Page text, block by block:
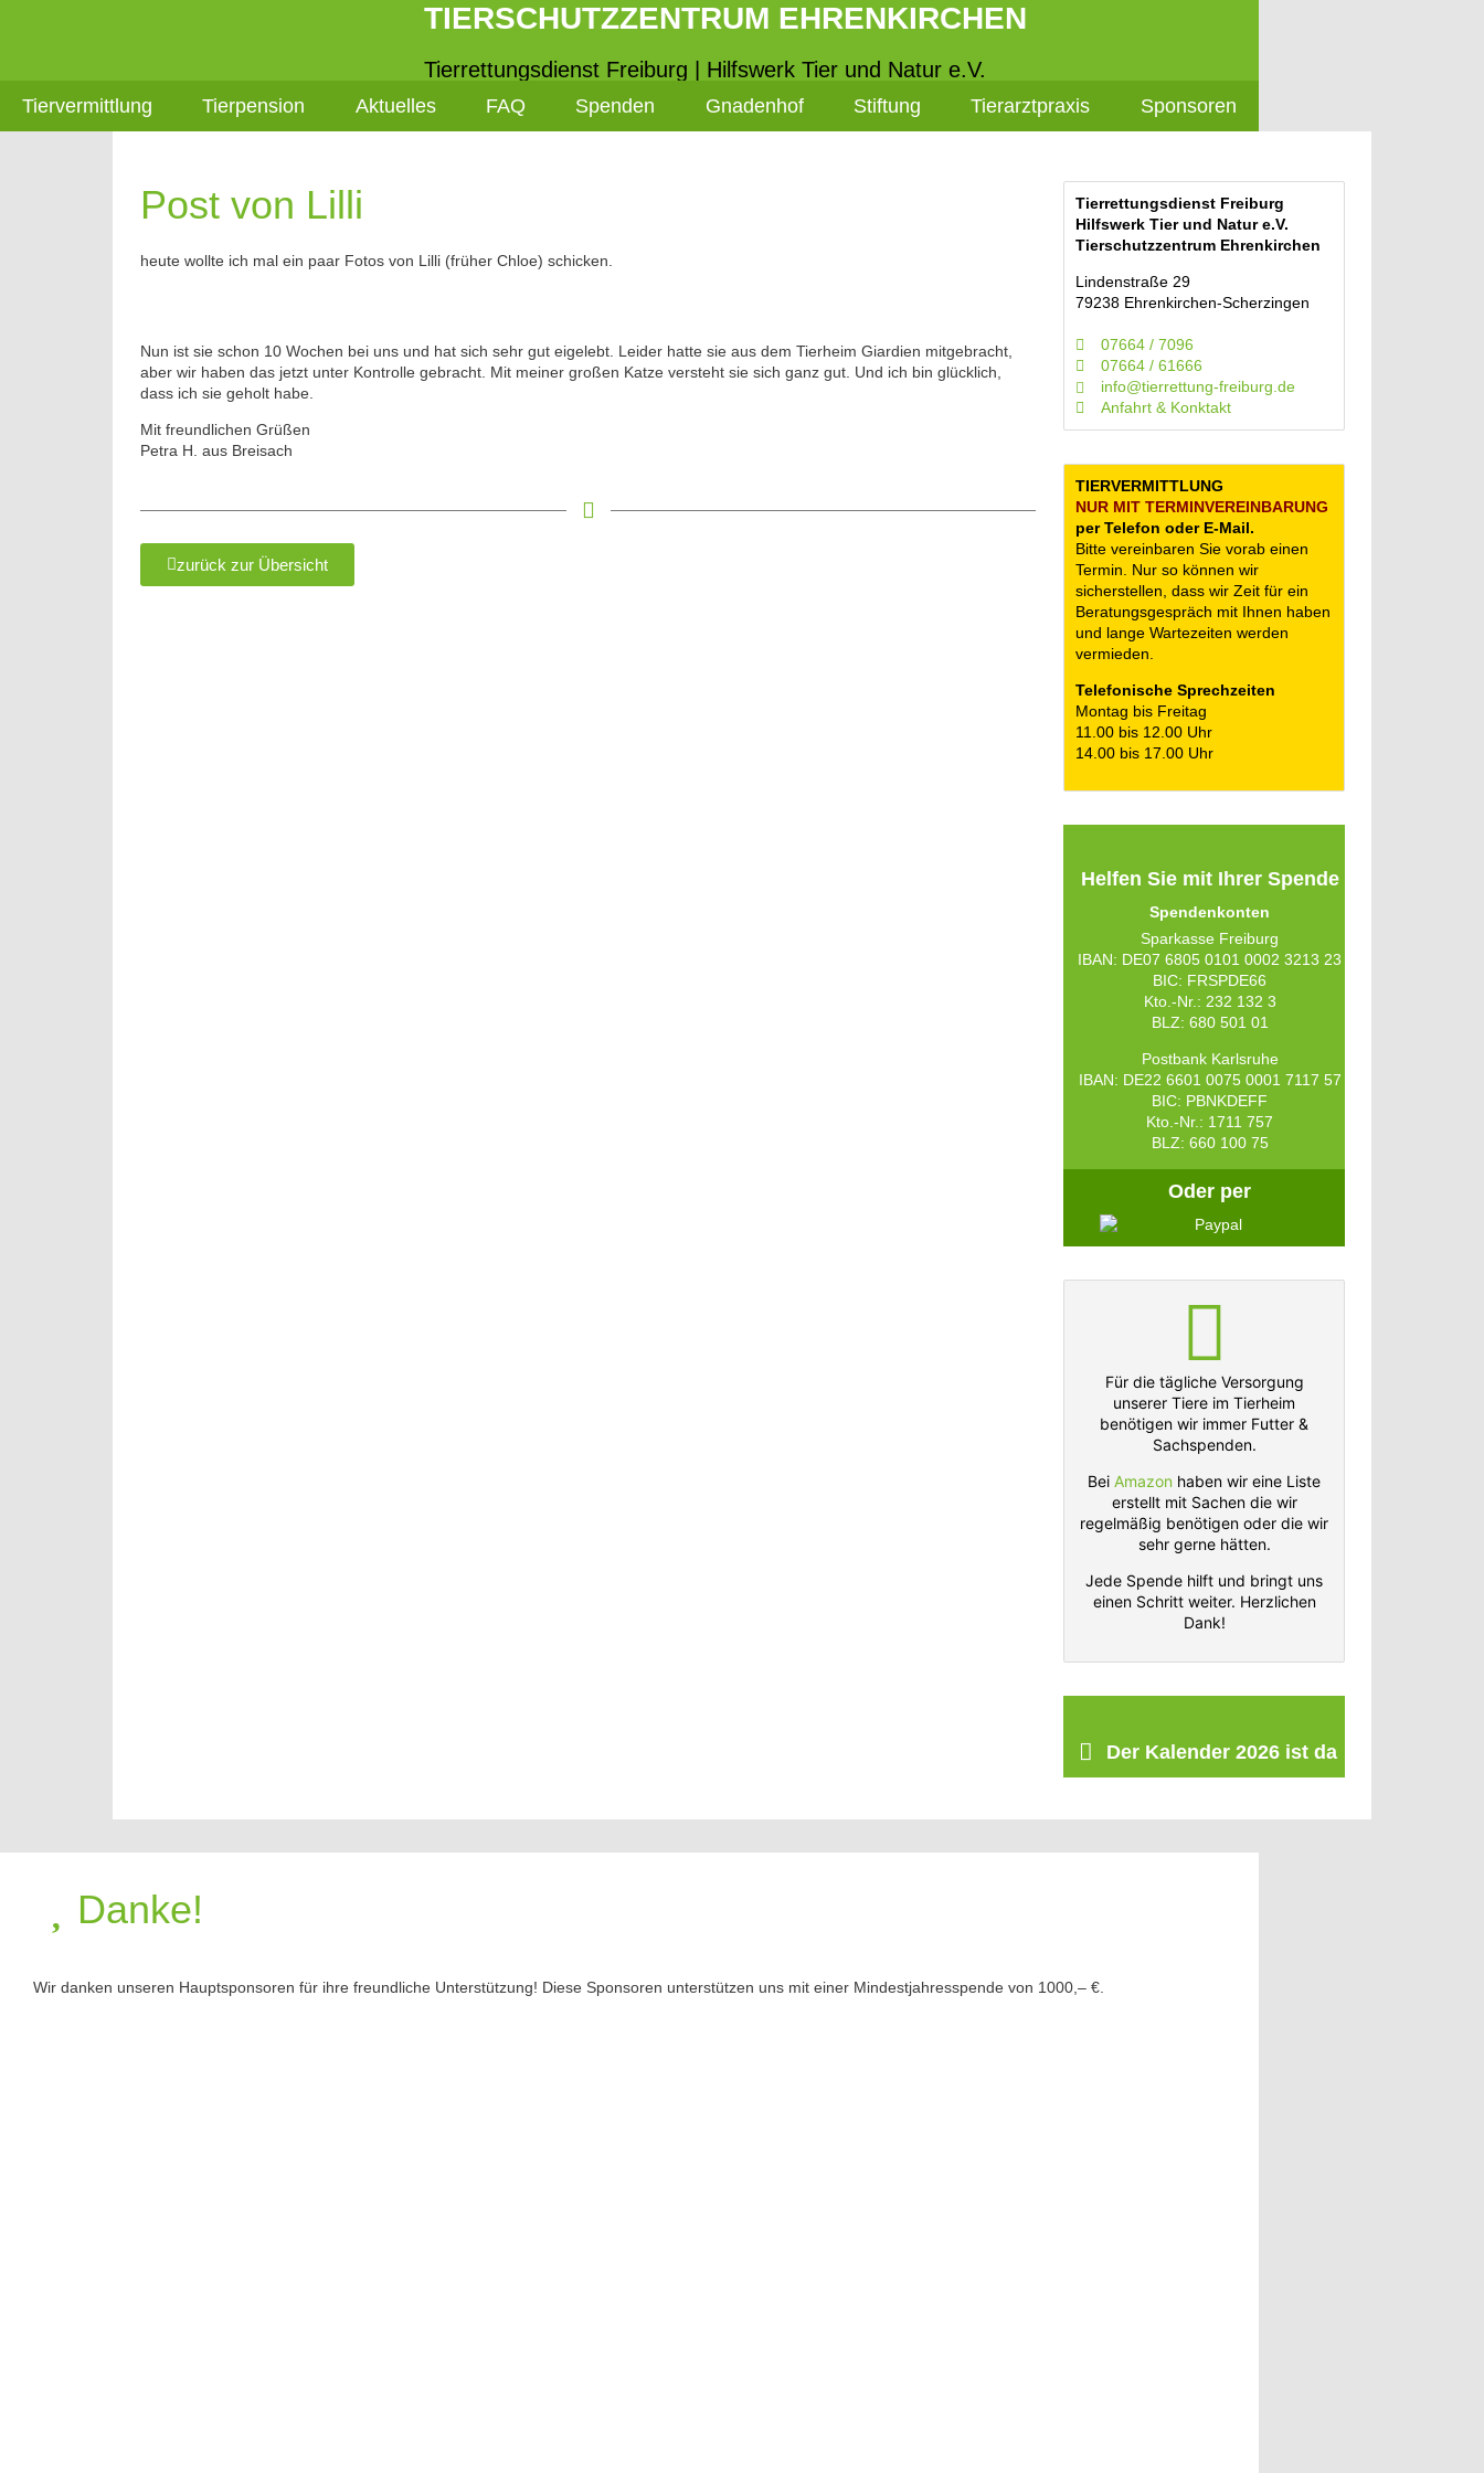
TIERSCHUTZZENTRUM EHRENKIRCHEN
Tierrettungsdienst Freiburg | Hilfswerk Tier und Natur e.V.
Tiervermittlung Tierpension Aktuelles FAQ Spenden Gnadenhof Stiftung Tierarztpraxis Sponsoren
Post von Lilli
heute wollte ich mal ein paar Fotos von Lilli (früher Chloe) schicken.
Nun ist sie schon 10 Wochen bei uns und hat sich sehr gut eigelebt. Leider hatte sie aus dem Tierheim Giardien mitgebracht,
aber wir haben das jetzt unter Kontrolle gebracht. Mit meiner großen Katze versteht sie sich ganz gut. Und ich bin glücklich,
dass ich sie geholt habe.
Mit freundlichen Grüßen
Petra H. aus Breisach
zurück zur Übersicht
Tierrettungsdienst Freiburg
Hilfswerk Tier und Natur e.V.
Tierschutzzentrum Ehrenkirchen
Lindenstraße 29
79238 Ehrenkirchen-Scherzingen
07664 / 7096
07664 / 61666
info@tierrettung-freiburg.de
Anfahrt & Konktakt
TIERVERMITTLUNG
NUR MIT TERMIN­VEREINBARUNG
per Telefon oder E-Mail.
Bitte vereinbaren Sie vorab einen
Termin. Nur so können wir
sicherstellen, dass wir Zeit für ein
Beratungsgespräch mit Ihnen haben
und lange Wartezeiten werden
vermieden.
Telefonische Sprechzeiten
Montag bis Freitag
11.00 bis 12.00 Uhr
14.00 bis 17.00 Uhr
Helfen Sie mit Ihrer Spende
Spendenkonten
Sparkasse Freiburg
IBAN: DE07 6805 0101 0002 3213 23
BIC: FRSPDE66
Kto.-Nr.: 232 132 3
BLZ: 680 501 01
Postbank Karlsruhe
IBAN: DE22 6601 0075 0001 7117 57
BIC: PBNKDEFF
Kto.-Nr.: 1711 757
BLZ: 660 100 75
Oder per
Für die tägliche Versorgung
unserer Tiere im Tierheim
benötigen wir immer Futter &
Sachspenden.
Bei Amazon haben wir eine Liste
erstellt mit Sachen die wir
regelmäßig benötigen oder die wir
sehr gerne hätten.
Jede Spende hilft und bringt uns
einen Schritt weiter. Herzlichen
Dank!
Der Kalender 2026 ist da
Danke!
Wir danken unseren Hauptsponsoren für ihre freundliche Unterstützung! Diese Sponsoren unterstützen uns mit einer Mindestjahresspende von 1000,– €.